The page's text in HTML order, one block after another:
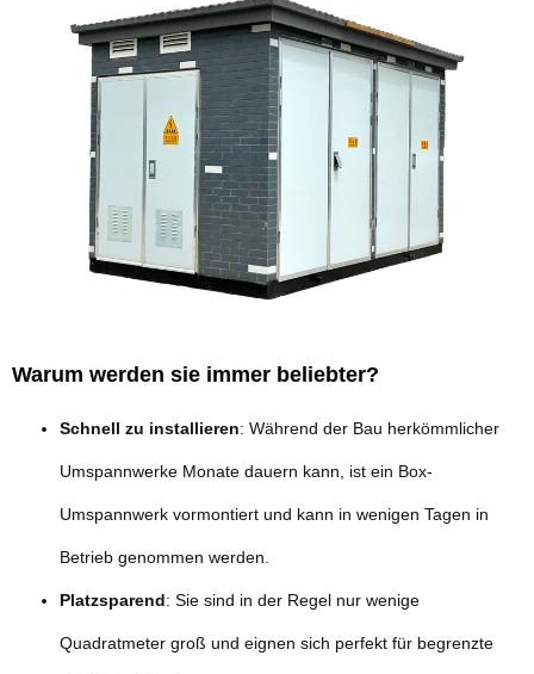
Warum werden sie immer beliebter?
Schnell zu installieren: Während der Bau herkömmlicher
Umspannwerke Monate dauern kann, ist ein Box-
Umspannwerk vormontiert und kann in wenigen Tagen in
Betrieb genommen werden.
Platzsparend: Sie sind in der Regel nur wenige
Quadratmeter groß und eignen sich perfekt für begrenzte